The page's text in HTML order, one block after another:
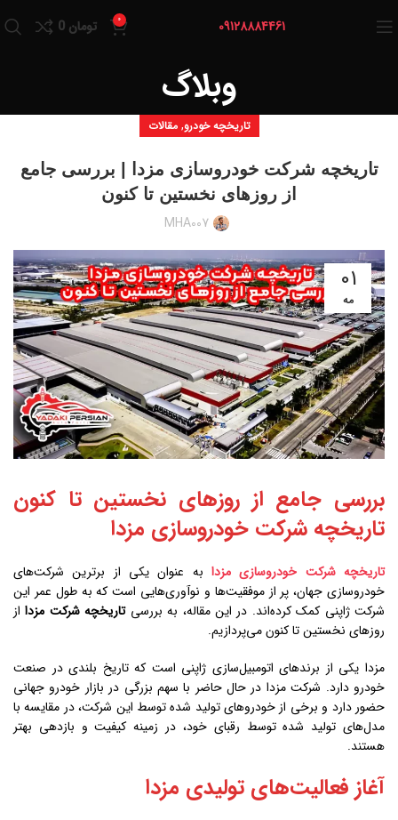
09128884461
0 تومان
وبلاگ
تاریخچه خودرو,مقالات
تاریخچه شرکت خودروسازی مزدا | بررسی جامع
از روزهای نخستین تا کنون
MHA007
01
مه
بررسی جامع از روزهای نخستین تا کنون
تاریخچه شرکت خودروسازی مزدا
تاریخچه شرکت خودروسازی مزدا به عنوان یکی از برترین شرکت‌های
خودروسازی جهان، پر از موفقیت‌ها و نوآوری‌هایی است که به طول عمر این
شرکت ژاپنی کمک کرده‌اند. در این مقاله، به بررسیتاریخچه شرکت مزدااز
روزهای نخستین تا کنون می‌پردازیم.
مزدا یکی از برندهای اتومبیل‌سازی ژاپنی است که تاریخ بلندی در صنعت
خودرو دارد. شرکت مزدا در حال حاضر با سهم بزرگی در بازار خودرو جهانی
حضور دارد و برخی از خودروهای تولید شده توسط این شرکت، در مقایسه با
مدل‌های تولید شده توسط رقبای خود، در زمینه کیفیت و بازدهی بهتر
هستند.
آغاز فعالیت‌های تولیدی مزدا